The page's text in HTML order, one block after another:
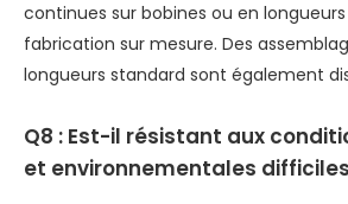
continues sur bobines ou en
fabrication sur mesure. Des
longueurs standard sont également
Q8 : Est-il résistant aux
et environnementales